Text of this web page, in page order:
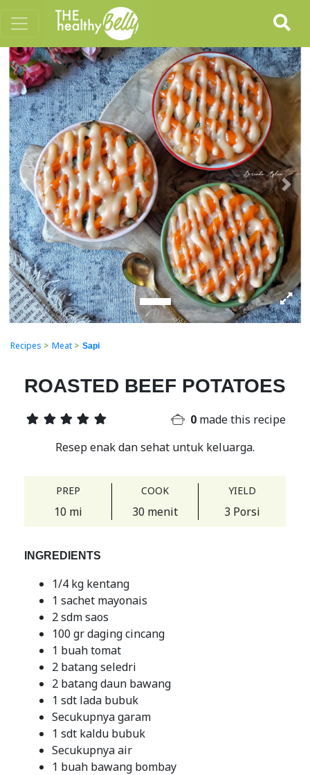
Previous Next
Recipes > Meat > Sapi
ROASTED BEEF POTATOES
0 made this recipe
Resep enak dan sehat untuk keluarga.
PREP
10 mi
COOK
30 menit
YIELD
3 Porsi
INGREDIENTS
1/4 kg kentang
1 sachet mayonais
2 sdm saos
100 gr daging cincang
1 buah tomat
2 batang seledri
2 batang daun bawang
1 sdt lada bubuk
Secukupnya garam
1 sdt kaldu bubuk
Secukupnya air
1 buah bawang bombay